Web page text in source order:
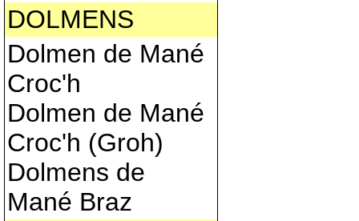
DOLMENS
Dolmen de Mané
Croc'h
Dolmen de Mané
Croc'h (Groh)
Dolmens de
Mané Braz